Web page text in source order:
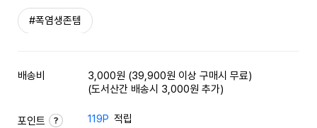
#폭염생존템
배송비
3,000원 (39,900원 이상 구매시 무료)
(도서산간 배송시 3,000원 추가)
포인트 119P 적립